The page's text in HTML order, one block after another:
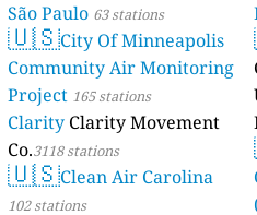
São Paulo 63 stations
🇺🇸City Of Minneapolis
Community Air Monitoring
Project 165 stations
Clarity Clarity Movement
Co.3118 stations
🇺🇸Clean Air Carolina
102 stations